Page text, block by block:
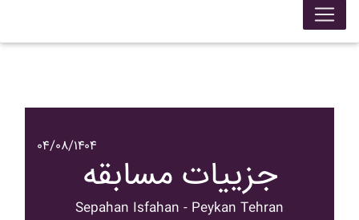
۰۴/۰۸/۱۴۰۴
جزییات مسابقه
Sepahan Isfahan - Peykan Tehran